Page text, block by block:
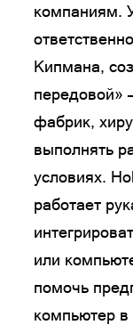
компаниям.
Кипмана,
передовой»
фабрик,
выполнять
условиях.
работает
или
помочь
компьютер в